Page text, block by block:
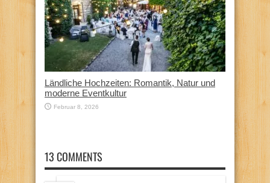
Ländliche Hochzeiten: Romantik, Natur und
moderne Eventkultur
Februar 8, 2026
13 COMMENTS